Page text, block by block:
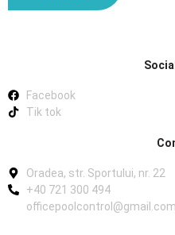
Facebook
Tik tok
Oradea, str. Sportului, nr. 22
+40 721 300 494
officepoolcontrol@gmail.com